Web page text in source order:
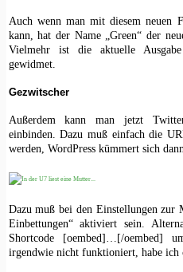
Auch wenn man mit diesem neuen
kann, hat der Name „Green“ der
Vielmehr ist die aktuelle
gewidmet.
Gezwitscher
Außerdem kann man jetzt
einbinden. Dazu muß einfach die
werden, WordPress kümmert sich
Dazu muß bei den Einstellungen zur
Einbettungen“ aktiviert sein.
Shortcode [oembed]…[/oembed]
irgendwie nicht funktioniert, habe ich